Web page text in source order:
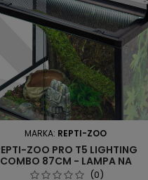
MARKA: REPTI-ZOO
ZOO PRO T5 LIGHTING
COMBO 87CM - LAMPA NA
UVB 39W | OPTYMALNE
(0)